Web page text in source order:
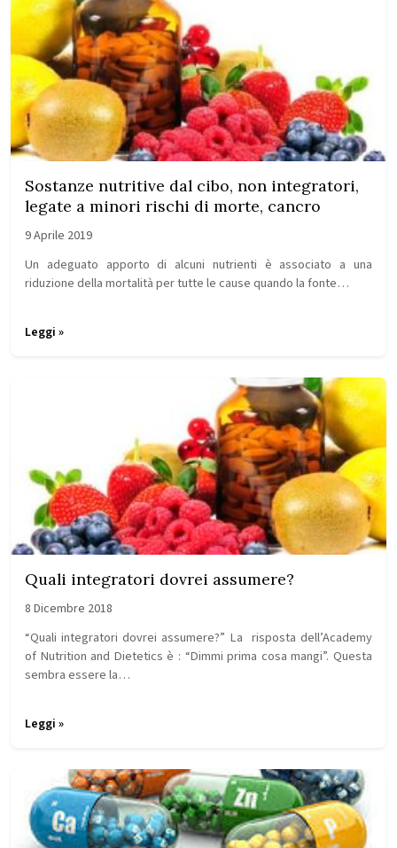
Sostanze nutritive dal cibo, non integratori,
legate a minori rischi di morte, cancro
9 Aprile 2019
Un adeguato apporto di alcuni nutrienti è associato a una
riduzione della mortalità per tutte le cause quando la fonte…
Leggi »
Quali integratori dovrei assumere?
8 Dicembre 2018
“Quali integratori dovrei assumere?” La risposta dell’Academy
of Nutrition and Dietetics è : “Dimmi prima cosa mangi”. Questa
sembra essere la…
Leggi »